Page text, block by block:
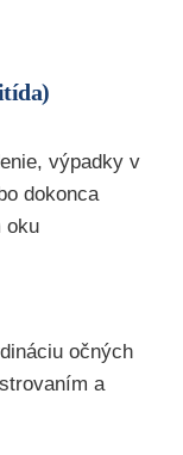
výpadky v
dokonca
oku
očných
a